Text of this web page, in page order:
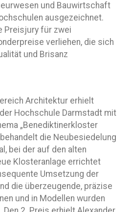
und Bauwirtschaft
ausgezeichnet.
Preisjury für zwei
verliehen, die sich
und Brisanz
Architektur erhielt
Hochschule Darmstadt mit
„Benediktinerkloster
die Neubesiedelung
bei der auf den alten
Klosteranlage errichtet
Umsetzung der
die überzeugende, präzise
und in Modellen wurden